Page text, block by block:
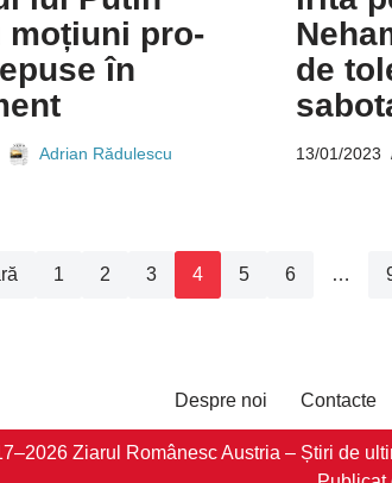
moțiuni pro-
în
Adrian Rădulescu
de
13/01/2023
1 2 3 4 5 6 …
Despre noi Contacte
Ziarul Românesc Austria – Știri de